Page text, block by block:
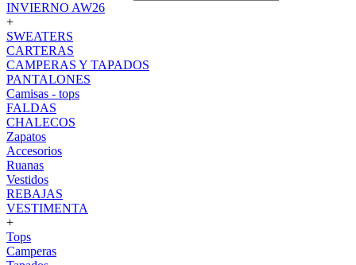
INVIERNO AW26
+
SWEATERS
CARTERAS
CAMPERAS Y TAPADOS
PANTALONES
Camisas - tops
FALDAS
CHALECOS
Zapatos
Accesorios
Ruanas
Vestidos
REBAJAS
VESTIMENTA
+
Tops
Camperas